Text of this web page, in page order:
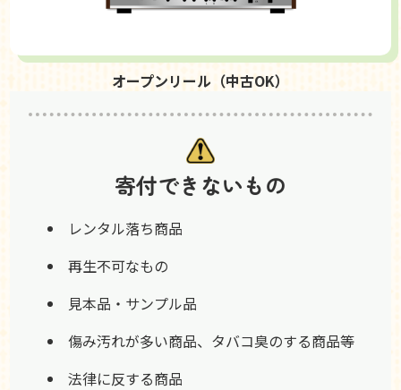
オープンリール（中古OK）
寄付できないもの
レンタル落ち商品
再生不可なもの
見本品・サンプル品
傷み汚れが多い商品、タバコ臭のする商品等
法律に反する商品